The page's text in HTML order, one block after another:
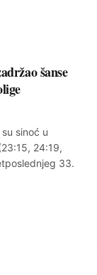
šanse
sinoć u
24:19,
33.